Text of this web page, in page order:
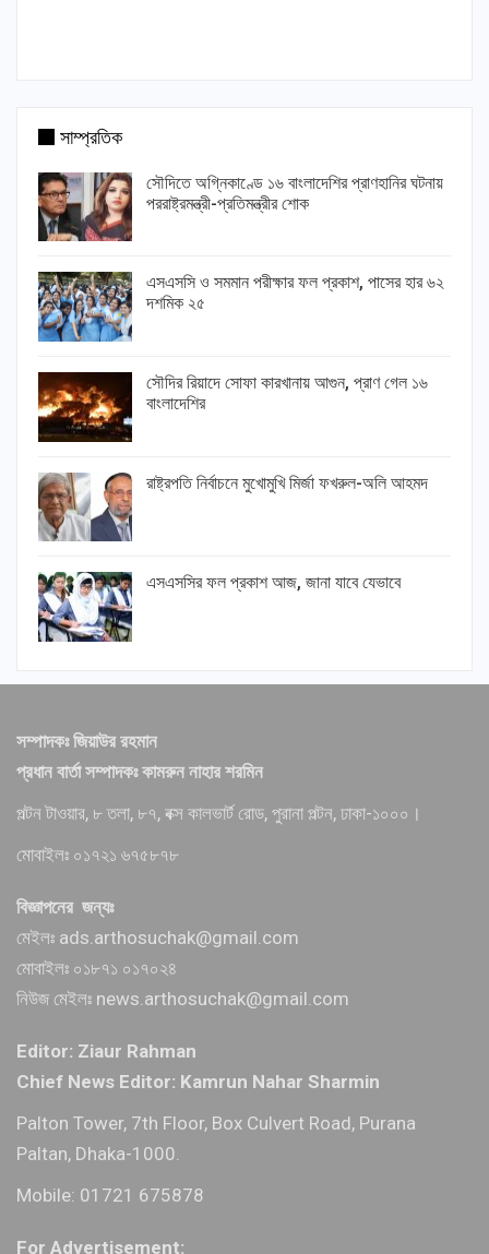
সাম্প্রতিক
সৌদিতে অগ্নিকাণ্ডে ১৬ বাংলাদেশির প্রাণহানির ঘটনায়
পররাষ্ট্রমন্ত্রী-প্রতিমন্ত্রীর শোক
এসএসসি ও সমমান পরীক্ষার ফল প্রকাশ, পাসের হার ৬২
দশমিক ২৫
সৌদির রিয়াদে সোফা কারখানায় আগুন, প্রাণ গেল ১৬
বাংলাদেশির
রাষ্ট্রপতি নির্বাচনে মুখোমুখি মির্জা ফখরুল-অলি আহমদ
এসএসসির ফল প্রকাশ আজ, জানা যাবে যেভাবে
সম্পাদকঃ জিয়াউর রহমান
প্রধান বার্তা সম্পাদকঃ কামরুন নাহার শরমিন
পল্টন টাওয়ার, ৮ তলা, ৮৭, বক্স কালভার্ট রোড, পুরানা পল্টন, ঢাকা-১০০০।
মোবাইলঃ ০১৭২১ ৬৭৫৮৭৮
বিজ্ঞাপনের জন্যঃ
মেইলঃ ads.arthosuchak@gmail.com
মোবাইলঃ ০১৮৭১ ০১৭০২৪
নিউজ মেইলঃ news.arthosuchak@gmail.com
Editor: Ziaur Rahman
Chief News Editor: Kamrun Nahar Sharmin
Palton Tower, 7th Floor, Box Culvert Road, Purana
Paltan, Dhaka-1000.
Mobile: 01721 675878
For Advertisement: